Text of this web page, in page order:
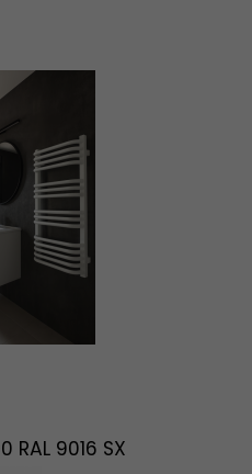
RAL 9016 SX